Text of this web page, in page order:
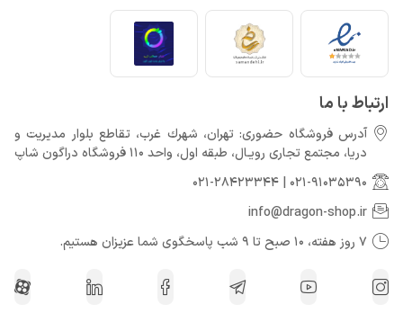
ارتباط با ما
آدرس فروشگاه حضوری: تهران، شهرك غرب، تقاطع بلوار مدیریت و
دريا، مجتمع تجارى رويـال، طبقه اول، واحد 110 فروشگاه دراگون شاپ
021-91035390
021-28423344
info@dragon-shop.ir
7 روز هفته، 10 صبح تا 9 شب پاسخگوی شما عزیزان هستیم.